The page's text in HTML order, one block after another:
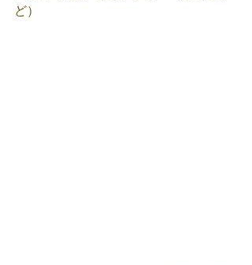
ど）